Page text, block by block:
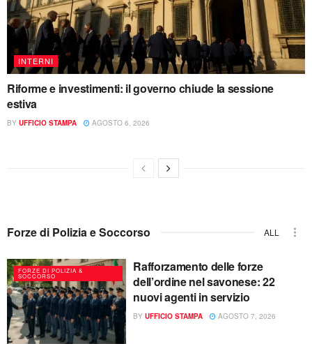
INTERNI
Riforme e investimenti: il governo chiude la sessione
estiva
BY UFFICIO STAMPA AGOSTO 6, 2026
Forze di Polizia e Soccorso ALL
FORZE DI POLIZIA &
SOCCORSO
Rafforzamento delle forze
dell’ordine nel savonese: 22
nuovi agenti in servizio
BY UFFICIO STAMPA AGOSTO 7, 2026